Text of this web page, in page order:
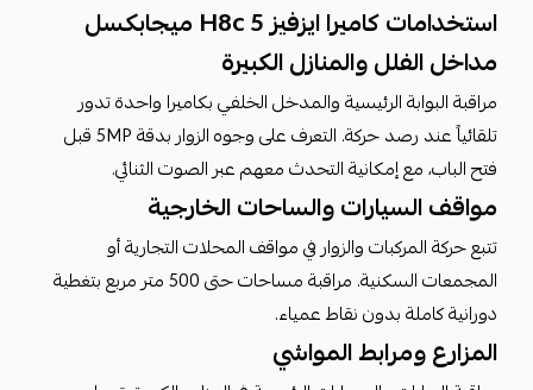
استخدامات كاميرا ايزفيز H8c 5 ميجابكسل
مداخل الفلل والمنازل الكبيرة
مراقبة البوابة الرئيسية والمدخل الخلفي بكاميرا واحدة تدور
تلقائياً عند رصد حركة. التعرف على وجوه الزوار بدقة 5MP قبل
فتح الباب، مع إمكانية التحدث معهم عبر الصوت الثنائي.
مواقف السيارات والساحات الخارجية
تتبع حركة المركبات والزوار في مواقف المحلات التجارية أو
المجمعات السكنية. مراقبة مساحات حتى 500 متر مربع بتغطية
دورانية كاملة بدون نقاط عمياء.
المزارع ومرابط المواشي